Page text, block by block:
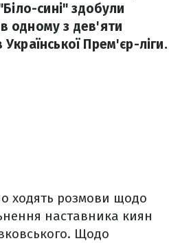
сині" здобули
одному з дев'яти
Української Прем'єр-ліги.
ходять розмови щодо
наставника киян
Щодо